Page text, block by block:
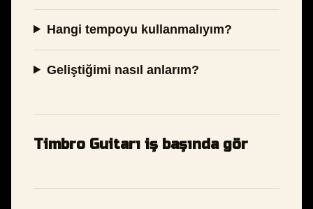
Hangi tempoyu kullanmalıyım?
Geliştiğimi nasıl anlarım?
Timbro Guitarı iş başında gör